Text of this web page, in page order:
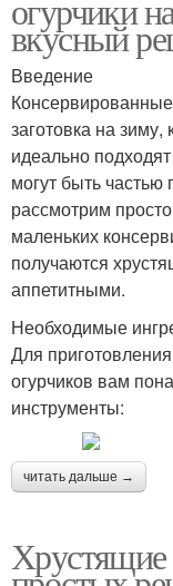
огурчики
вкусный
Введение
заготовка на
идеально
могут быть частью
рассмотрим
маленьких
получаются
аппетитными.
Необходимые
Для
огурчиков вам
инструменты:
читать дальше →